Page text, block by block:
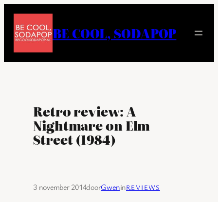
naar
inhoud
BE COOL, SODAPOP
Retro review: A
Nightmare on Elm
Street (1984)
3 november 2014doorGweninREVIEWS